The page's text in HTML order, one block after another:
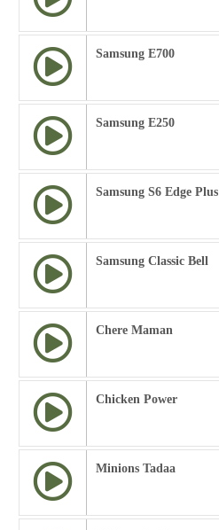
Samsung E700
Samsung E250
Samsung S6 Edge Plus
Samsung Classic Bell
Chere Maman
Chicken Power
Minions Tadaa